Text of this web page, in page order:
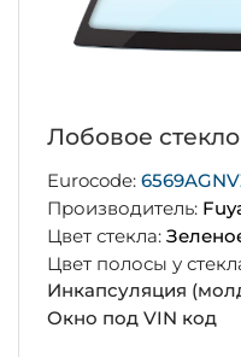
Лобовое
Eurocode:
Производитель:
Цвет стекла:
Цвет полосы у
Инкапсуляция
Окно под VIN код